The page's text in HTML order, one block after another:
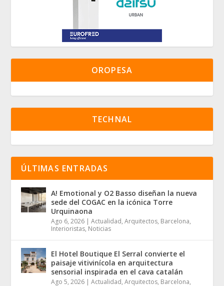
OROPESA
TECHNAL
ÚLTIMAS ENTRADAS
A! Emotional y O2 Basso diseñan la nueva
sede del COGAC en la icónica Torre
Urquinaona
Ago 6, 2026 |Actualidad,Arquitectos, Barcelona,
Interioristas, Noticias
El Hotel Boutique El Serral convierte el
paisaje vitivinícola en arquitectura
sensorial inspirada en el cava catalán
Ago 5, 2026 |Actualidad,Arquitectos, Barcelona,